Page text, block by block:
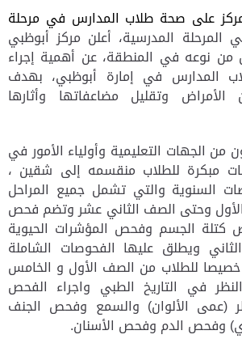
على صحة طلاب المدارس في مرحلة
المدرسية، أعلن مركز أبوظبي
من نوعه في المنطقة، عن أهمية إجراء
المدارس في إمارة أبوظبي، بهدف
وتقليل مضاعفاتها وأثارها
من الجهات التعليمية وأولياء الأمور في
مبكرة للطلاب منقسمه إلى شقين ،
السنوية والتي تشمل جميع المراحل
وحتى الصف الثاني عشر وتضم فحص
كتلة الجسم وفحص المؤشرات الحيوية
ويطلق عليها الفحوصات الشاملة
للطلاب من الصف الأول و الخامس
في التاريخ الطبي واجراء الفحص
(عمى الألوان) والسمع وفحص الجنف
وفحص الدم وفحص الأسنان.